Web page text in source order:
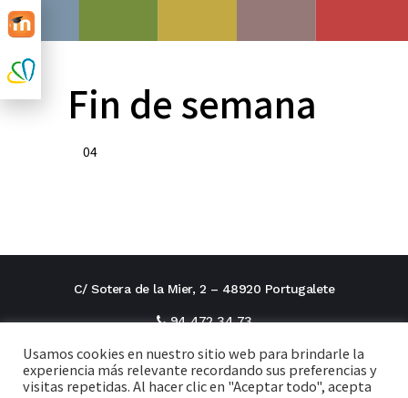
Fin de semana
04
C/ Sotera de la Mier, 2 – 48920 Portugalete
94 472 34 73
direcciontitular@cxi.fjaverianas.com
secretaria@cxi.fjaverianas.com
Usamos cookies en nuestro sitio web para brindarle la
experiencia más relevante recordando sus preferencias y
visitas repetidas. Al hacer clic en "Aceptar todo", acepta